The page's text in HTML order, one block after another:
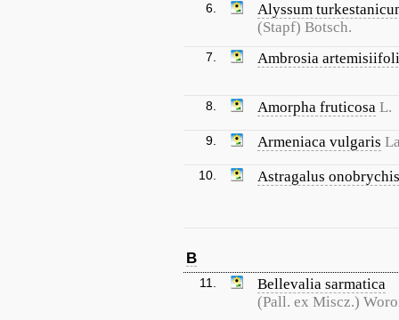
6.
Alyssum
(Stapf) Botsch.
7. Ambrosia
8. Amorpha fruticosa L.
9. Armeniaca vulgaris
10. Astragalus onobrychis
B
11.
Bellevalia sarmatica
(Pall. ex Miscz.)